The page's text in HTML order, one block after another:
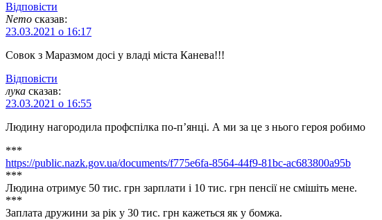
Відповіcти
Nemo сказав:
23.03.2021 о 16:17
Совок з Маразмом досі у владі міста Канева!!!
Відповіcти
лука сказав:
23.03.2021 о 16:55
Людину нагородила профспілка по-п’янці. А ми за це з нього героя робимо
***
https://public.nazk.gov.ua/documents/f775e6fa-8564-44f9-81bc-ac683800a95b
***
Людина отримує 50 тис. грн зарплати і 10 тис. грн пенсії не смішіть мене.
***
Заплата дружини за рік у 30 тис. грн кажеться як у бомжа.